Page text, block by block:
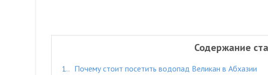
Содержание
1.
Почему стоит посетить водопад Великан в Абхазии